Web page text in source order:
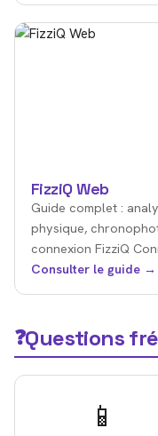
FizziQ Web
Guide complet :
physique,
connexion FizziQ
Consulter le guide →
❓Questions
📱